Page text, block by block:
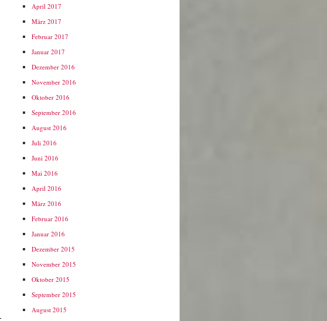
April 2017
März 2017
Februar 2017
Januar 2017
Dezember 2016
November 2016
Oktober 2016
September 2016
August 2016
Juli 2016
Juni 2016
Mai 2016
April 2016
März 2016
Februar 2016
Januar 2016
Dezember 2015
November 2015
Oktober 2015
September 2015
August 2015